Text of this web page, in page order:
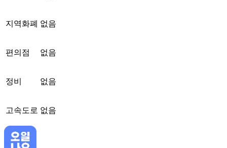
지역화폐 없음
편의점 없음
정비 없음
고속도로 없음